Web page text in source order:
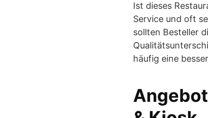
Ist dieses
Service und oft
sollten Besteller
häufig eine